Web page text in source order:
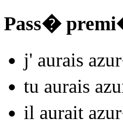
Pass�
j' aurais azur
tu aurais
il aurait azur